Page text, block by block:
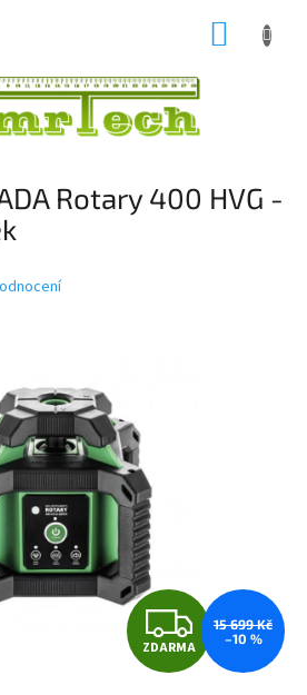
Rotary 400 HVG -
Z
D
ZDARMA
15 699 Kč
–10 %